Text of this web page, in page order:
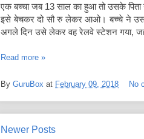
एक बच्चा जब 13 साल का हुआ तो उसके पिता
इसे बेचकर दो सौ रु लेकर आओ। बच्चे ने
अगले दिन उसे लेकर वह रेलवे स्टेशन गया,
Read more »
By GuruBox at February 09, 2018 No
Newer Posts